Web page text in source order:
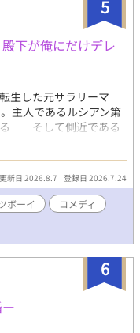
5
下が俺にだけデレ
生した元サラリーマ
主人であるルシアン第
——そして側近である
だから殿下の好感度を
だけのはずだった。 な
ているくせに、俺にだ
み聞かせてくるし、俺
いる」 「取り巻きで
けのつもりだった。
てない。 --- ※本作は
しています。
新日 2026.8.7 登録日 2026.7.24
ボーイ
コメディ
6